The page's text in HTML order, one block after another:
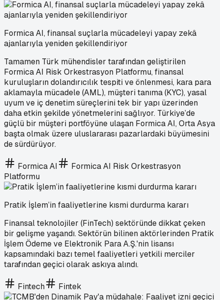
Formica AI, finansal suçlarla mücadeleyi yapay zekâ
ajanlarıyla yeniden şekillendiriyor
Tamamen Türk mühendisler tarafından geliştirilen
Formica AI Risk Orkestrasyon Platformu, finansal
kuruluşların dolandırıcılık tespiti ve önlenmesi, kara para
aklamayla mücadele (AML), müşteri tanıma (KYC), yasal
uyum ve iç denetim süreçlerini tek bir yapı üzerinden
daha etkin şekilde yönetmelerini sağlıyor. Türkiye’de
güçlü bir müşteri portföyüne ulaşan Formica AI, Orta Asya
başta olmak üzere uluslararası pazarlardaki büyümesini
de sürdürüyor.
Formica AI
Formica AI Risk Orkestrasyon
Platformu
Pratik İşlem’in faaliyetlerine kısmi durdurma kararı
Finansal teknolojiler (FinTech) sektöründe dikkat çeken
bir gelişme yaşandı. Sektörün bilinen aktörlerinden Pratik
İşlem Ödeme ve Elektronik Para A.Ş.'nin lisansı
kapsamındaki bazı temel faaliyetleri yetkili merciler
tarafından geçici olarak askıya alındı.
Fintech Fintek